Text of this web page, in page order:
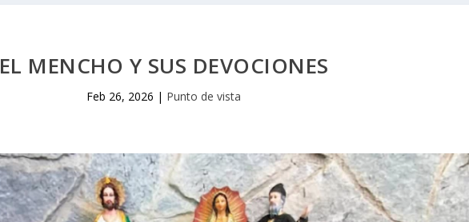
EL MENCHO Y SUS DEVOCIONES
Feb 26, 2026 | Punto de vista